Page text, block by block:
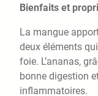
Bienfaits et
La mangue
deux éléments
foie. L’ananas,
bonne digestion
inflammatoires.